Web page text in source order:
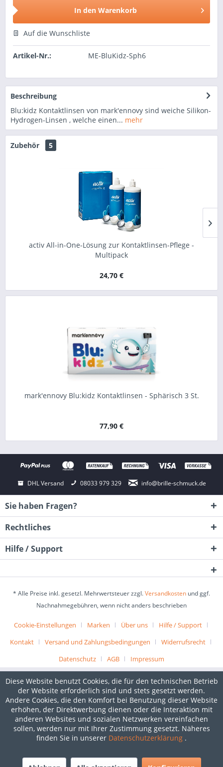
In den Warenkorb
Auf die Wunschliste
Artikel-Nr.: ME-BluKidz-Sph6
Beschreibung
Blu:kidz Kontaktlinsen von mark'ennovy sind weiche Silikon-
Hydrogen-Linsen , welche einen... mehr
Zubehör 5
activ All-in-One-Lösung zur Kontaktlinsen-Pflege -
Multipack
24,70 €
mark'ennovy Blu:kidz Kontaktlinsen - Sphärisch 3 St.
77,90 €
DHL Versand 08033 979 329 info@brille-schmuck.de
Sie haben Fragen?
Rechtliches
Hilfe / Support
* Alle Preise inkl. gesetzl. Mehrwertsteuer zzgl.Versandkosten und ggf.
Nachnahmegebühren, wenn nicht anders beschrieben
Cookie-Einstellungen Marken Über uns
Hilfe / Support
Kontakt
Versand und Zahlungsbedingungen
Widerrufsrecht
Datenschutz
AGB Impressum
Diese Website benutzt Cookies, die für den technischen Betrieb
der Website erforderlich sind und stets gesetzt werden.
Andere Cookies, die den Komfort bei Benutzung dieser Website
erhöhen, der Direktwerbung dienen oder die Interaktion mit
anderen Websites und sozialen Netzwerken vereinfachen
sollen, werden nur mit Ihrer Zustimmung gesetzt. Näheres
finden Sie in unserer Datenschutzerklärung .